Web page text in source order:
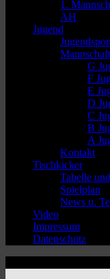
1.
AH
Jugend
G
F
E
D
C
B
A
Kontakt
Tischkicker
Tabelle
Spielplan
News u.
Video
Impressum
Datenschutz